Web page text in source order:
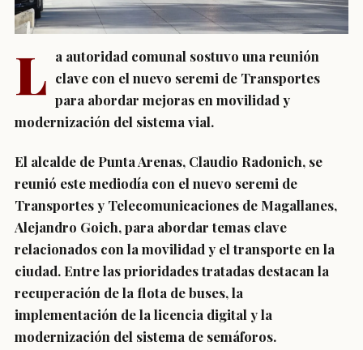
L a autoridad comunal sostuvo una reunión
clave con el nuevo seremi de Transportes
para abordar mejoras en movilidad y
modernización del sistema vial.
El alcalde de Punta Arenas, Claudio Radonich, se
reunió este mediodía con el nuevo seremi de
Transportes y Telecomunicaciones de Magallanes,
Alejandro Goich, para abordar temas clave
relacionados con la movilidad y el transporte en la
ciudad. Entre las prioridades tratadas destacan la
recuperación de la flota de buses, la
implementación de la licencia digital y la
modernización del sistema de semáforos.